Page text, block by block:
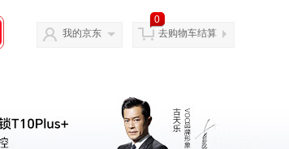
我的京东
0
去购物车结算